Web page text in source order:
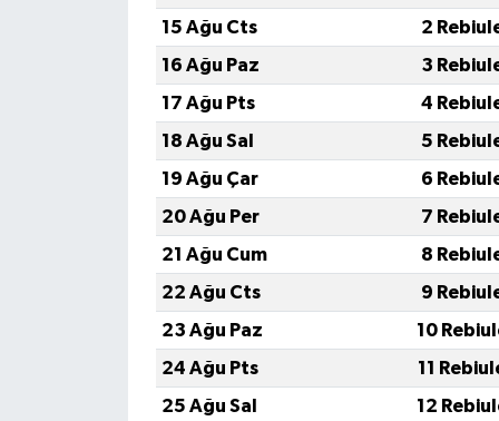
15 Ağu Cts
2
16 Ağu Paz
3
17 Ağu Pts
4
18 Ağu Sal
5
19 Ağu Çar
6
20 Ağu Per
7
21 Ağu Cum
8
22 Ağu Cts
9
23 Ağu Paz
10
24 Ağu Pts
11
25 Ağu Sal
12
Erzincan Müftülüğü
Erzurum Müftülüğü
Eskişehir Müftülüğü
Gaziantep Müftülüğü
Giresun Müftülüğü
Gümüşhane Müftülüğü
Hakkari Müftülüğü